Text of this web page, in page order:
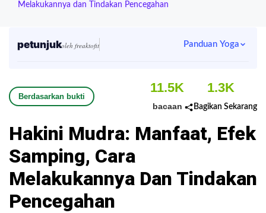
Melakukannya dan Tindakan Pencegahan
petunjukoleh freaktofit Panduan Yoga
Berdasarkan bukti
11.5K
bacaan
1.3K
Bagikan Sekarang
Hakini Mudra: Manfaat, Efek
Samping, Cara
Melakukannya Dan Tindakan
Pencegahan